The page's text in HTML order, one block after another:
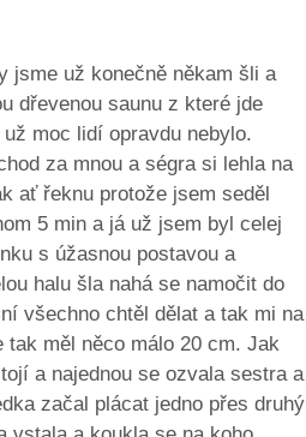
jsme už konečně někam šli a
dřevenou saunu z které jde
moc lidí opravdu nebylo.
za mnou a ségra si lehla na
ať řeknu protože jsem seděl
5 min a já už jsem byl celej
s úžasnou postavou a
halu šla nahá se namočit do
všechno chtěl dělat a tak mi na
měl něco málo 20 cm. Jak
a najednou se ozvala sestra a
začal plácat jedno přes druhý